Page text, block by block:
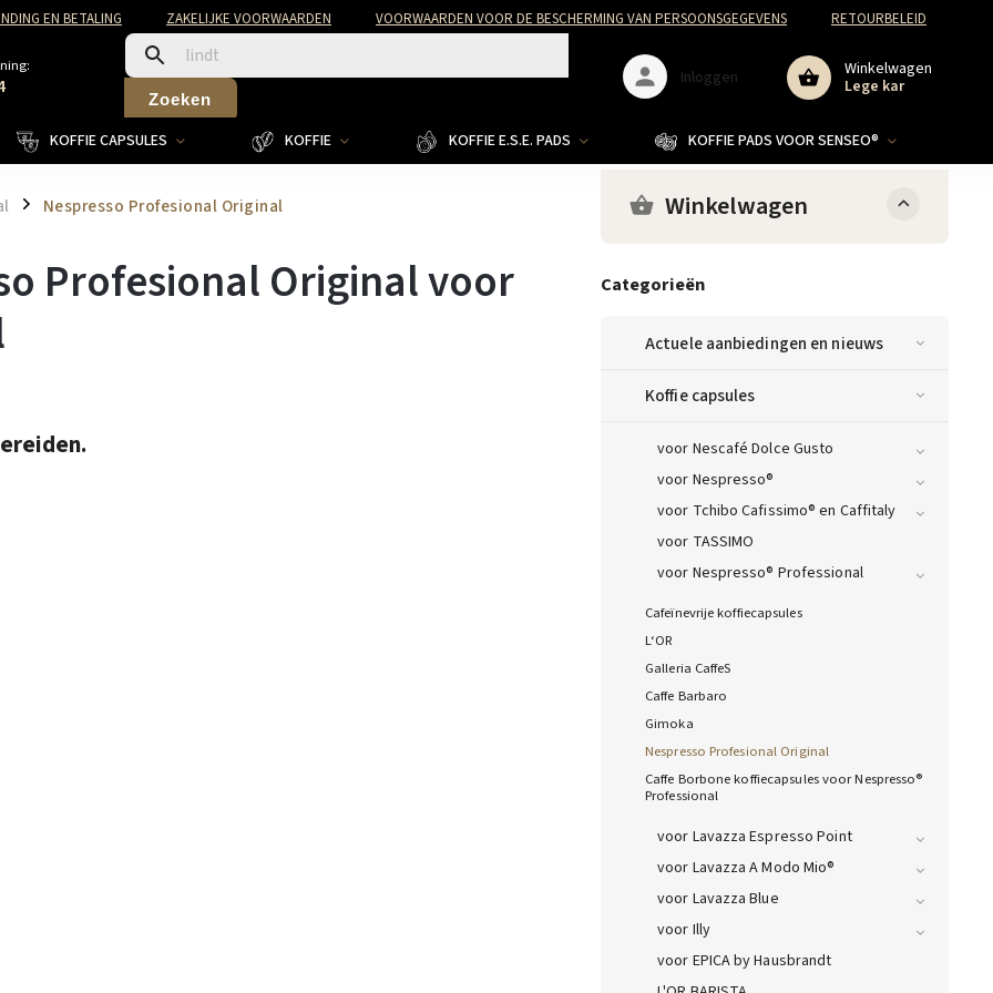
EN BETALING ZAKELIJKE VOORWAARDEN VOORWAARDEN VOOR DE BESCHERMING VAN PERSOONSGEGEVENS RETOURBELEID
Zoeken
Winkelwagen
Lege kar
Inloggen
KOFFIE CAPSULES KOFFIE KOFFIE E.S.E. PADS KOFFIE PADS VOOR SENSEO®
/ Nespresso Profesional Original Winkelwagen
Categorieën
Actuele aanbiedingen en nieuws
Koffie capsules
voor Nescafé Dolce Gusto
voor Nespresso®
voor Tchibo Cafissimo® en Caffitaly
voor TASSIMO
voor Nespresso® Professional
Cafeïnevrije koffiecapsules
L‘OR
Galleria CaffeS
Caffe Barbaro
Gimoka
Nespresso Profesional Original
Caffe Borbone koffiecapsules voor Nespresso®
Professional
voor Lavazza Espresso Point
voor Lavazza A Modo Mio®
voor Lavazza Blue
voor Illy
voor EPICA by Hausbrandt
Profesional Original voor